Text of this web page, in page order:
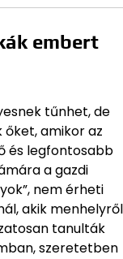
embert
tűnhet, de
őket, amikor az
és legfontosabb
a gazdi
nem érheti
akik menhelyről
tanulták
szeretetben